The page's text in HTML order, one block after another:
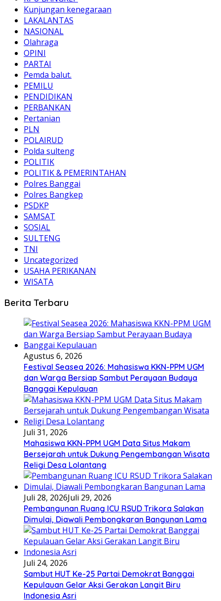
Kunjungan kenegaraan
LAKALANTAS
NASIONAL
Olahraga
OPINI
PARTAI
Pemda balut.
PEMILU
PENDIDIKAN
PERBANKAN
Pertanian
PLN
POLAIRUD
Polda sulteng
POLITIK
POLITIK & PEMERINTAHAN
Polres Banggai
Polres Bangkep
PSDKP
SAMSAT
SOSIAL
SULTENG
TNI
Uncategorized
USAHA PERIKANAN
WISATA
Berita Terbaru
Agustus 6, 2026
Festival Seasea 2026: Mahasiswa KKN-PPM UGM
dan Warga Bersiap Sambut Perayaan Budaya
Banggai Kepulauan
Juli 31, 2026
Mahasiswa KKN-PPM UGM Data Situs Makam
Bersejarah untuk Dukung Pengembangan Wisata
Religi Desa Lolantang
Juli 28, 2026Juli 29, 2026
Pembangunan Ruang ICU RSUD Trikora Salakan
Dimulai, Diawali Pembongkaran Bangunan Lama
Juli 24, 2026
Sambut HUT Ke-25 Partai Demokrat Banggai
Kepulauan Gelar Aksi Gerakan Langit Biru
Indonesia Asri